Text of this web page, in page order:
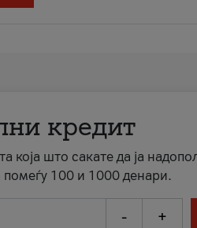
кредит
која што сакате да ја
помеѓу 100 и 1000 денари.
- +